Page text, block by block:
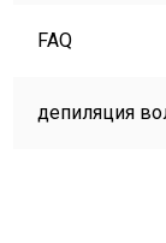
FAQ
депиляция